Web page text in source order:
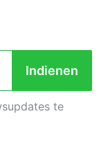
Indienen
te